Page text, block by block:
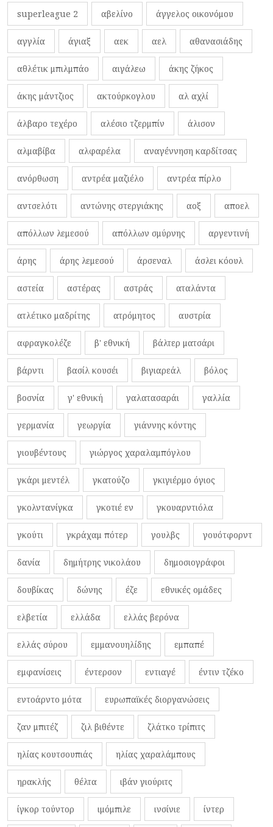
superleague 2 αβελίνο άγγελος οικονόμου
αγγλία άγιαξ αεκ αελ αθανασιάδης
αθλέτικ μπιλμπάο αιγάλεω άκης ζήκος
άκης μάντζιος ακτούρκογλου αλ αχλί
άλβαρο τεχέρο αλέσιο τζερμπίν άλισον
αλμαβίβα αλφαρέλα αναγέννηση καρδίτσας
ανόρθωση αντρέα μαζιέλο αντρέα πίρλο
αντσελότι αντώνης στεργιάκης αοξ αποελ
απόλλων λεμεσού απόλλων σμύρνης αργεντινή
άρης άρης λεμεσού άρσεναλ άσλει κόουλ
αστεία αστέρας αστράς αταλάντα
ατλέτικο μαδρίτης ατρόμητος αυστρία
αφραγκολέζε β' εθνική βάλτερ ματσάρι
βάρντι βασίλ κουσέι βιγιαρεάλ βόλος
βοσνία γ' εθνική γαλατασαράι γαλλία
γερμανία γεωργία γιάννης κόντης
γιουβέντους γιώργος χαραλαμπόγλου
γκάρι μεντέλ γκατούζο γκιγιέρμο όγιος
γκολντανίγκα γκοτιέ εν γκουαρντιόλα
γκούτι γκράχαμ πότερ γουλβς γουότφορντ
δανία δημήτρης νικολάου δημοσιογράφοι
δουβίκας δώνης έζε εθνικές ομάδες
ελβετία ελλάδα ελλάς βερόνα
ελλάς σύρου εμμανουηλίδης εμπαπέ
εμφανίσεις έντερσον εντιαγέ έντιν τζέκο
εντοάρντο μότα ευρωπαϊκές διοργανώσεις
ζαν μπιτέζ ζιλ βιθέντε ζλάτκο τρίπιτς
ηλίας κουτσουπιάς ηλίας χαραλάμπους
ηρακλής θέλτα ιβάν γιούριτς
ίγκορ τούντορ ιμόμπιλε ινσίνιε ίντερ